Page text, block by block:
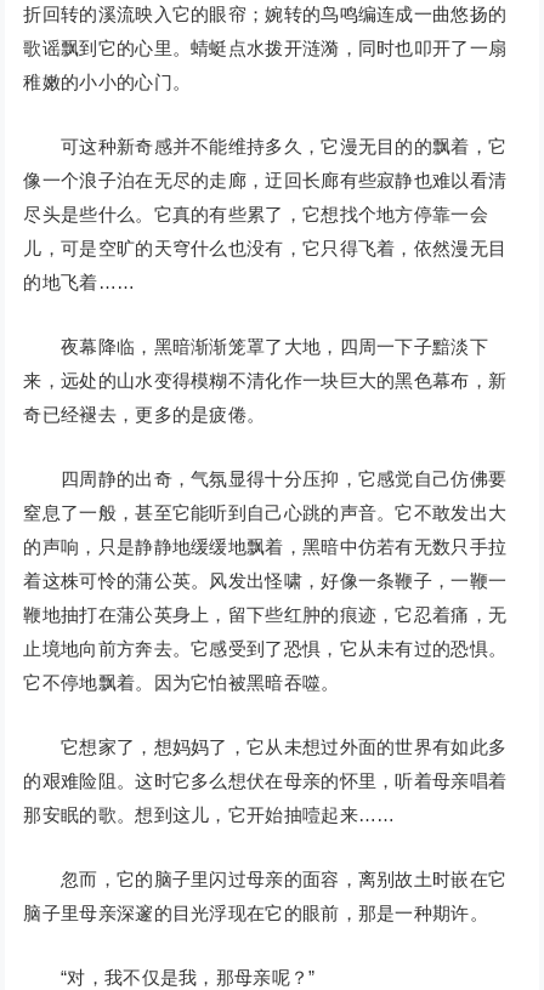
折回转的溪流映入它的眼帘；婉转的鸟鸣编连成一曲悠扬的
歌谣飘到它的心里。蜻蜓点水拨开涟漪，同时也叩开了一扇
稚嫩的小小的心门。
可这种新奇感并不能维持多久，它漫无目的的飘着，它
像一个浪子泊在无尽的走廊，迂回长廊有些寂静也难以看清
尽头是些什么。它真的有些累了，它想找个地方停靠一会
儿，可是空旷的天穹什么也没有，它只得飞着，依然漫无目
的地飞着……
夜幕降临，黑暗渐渐笼罩了大地，四周一下子黯淡下
来，远处的山水变得模糊不清化作一块巨大的黑色幕布，新
奇已经褪去，更多的是疲倦。
四周静的出奇，气氛显得十分压抑，它感觉自己仿佛要
窒息了一般，甚至它能听到自己心跳的声音。它不敢发出大
的声响，只是静静地缓缓地飘着，黑暗中仿若有无数只手拉
着这株可怜的蒲公英。风发出怪啸，好像一条鞭子，一鞭一
鞭地抽打在蒲公英身上，留下些红肿的痕迹，它忍着痛，无
止境地向前方奔去。它感受到了恐惧，它从未有过的恐惧。
它不停地飘着。因为它怕被黑暗吞噬。
它想家了，想妈妈了，它从未想过外面的世界有如此多
的艰难险阻。这时它多么想伏在母亲的怀里，听着母亲唱着
那安眠的歌。想到这儿，它开始抽噎起来……
忽而，它的脑子里闪过母亲的面容，离别故土时嵌在它
脑子里母亲深邃的目光浮现在它的眼前，那是一种期许。
“对，我不仅是我，那母亲呢？”